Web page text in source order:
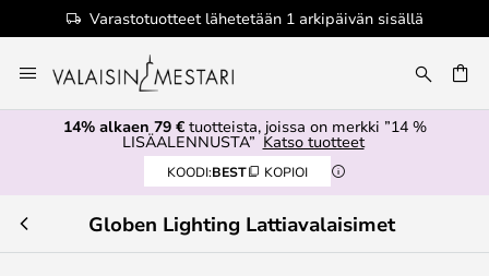
sisällä Valtuutettu jälleenmyyjä
to
Content
14% alkaen 79 €tuotteista, joissa on merkki ”14 %
LISÄALENNUSTA” Katso tuotteet
KOODI:BEST KOPIOI
Globen Lighting Lattiavalaisimet